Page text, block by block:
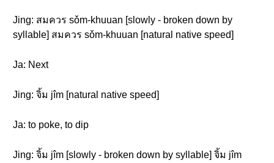
Jing: สมควร sǒm-khuuan [slowly - broken down by
syllable] สมควร sǒm-khuuan [natural native speed]
Ja: Next
Jing: จิ้ม jîm [natural native speed]
Ja: to poke, to dip
Jing: จิ้ม jîm [slowly - broken down by syllable] จิ้ม jîm